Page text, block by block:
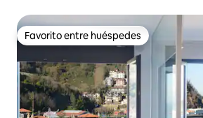
Favorito entre huéspedes
Favorito entre huéspedes